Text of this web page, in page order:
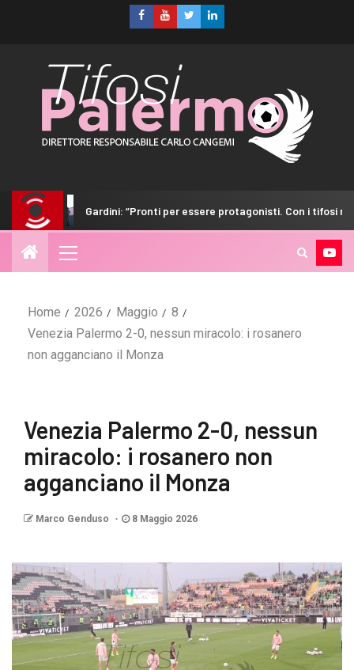
“Pronti per essere protagonisti. Con i tifosi nulla è impossibile”
Home 2026 Maggio
8
Venezia Palermo 2-0, nessun miracolo: i rosanero
non agganciano il Monza
Venezia Palermo 2-0, nessun
miracolo: i rosanero non
agganciano il Monza
Marco Genduso 8 Maggio 2026